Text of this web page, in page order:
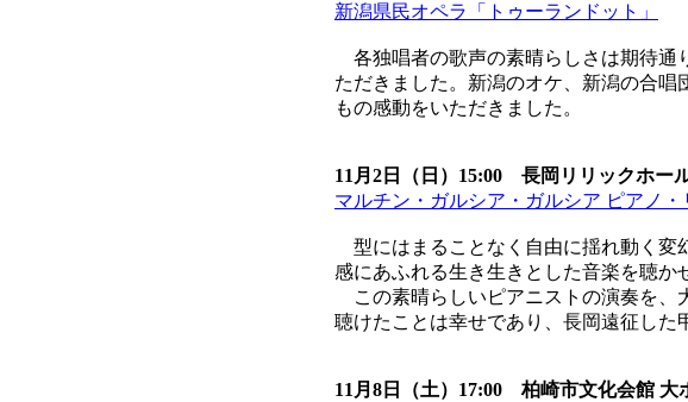
新潟県民オペラ「トゥーランドット」
各独唱者の歌声の素晴らしさは期待通
ただきました。新潟のオケ、新潟の合
もの感動をいただきました。
11月2日（日）15:00 長岡リリックホー
マルチン・ガルシア・ガルシア ピアノ・
型にはまることなく自由に揺れ動く変
感にあふれる生き生きとした音楽を聴か
この素晴らしいピアニストの演奏を、
聴けたことは幸せであり、長岡遠征した
11月8日（土）17:00 柏崎市文化会館 大